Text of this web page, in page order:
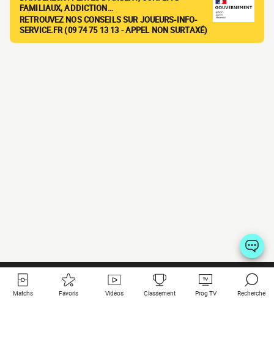
FAMILIAUX, ADDICTION…
RETROUVEZ NOS CONSEILS SUR JOUEURS-INFO-
SERVICE.FR (09 74 75 13 13 - APPEL NON SURTAXÉ)
Matchs Favoris Vidéos Classement Prog TV Recherche